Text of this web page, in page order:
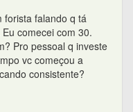
forista falando q tá
comecei com 30.
Pro pessoal q investe
vc começou a
consistente?